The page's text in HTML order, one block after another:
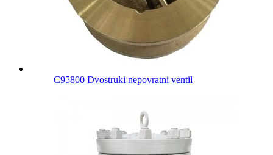
C95800 Dvostruki nepovratni ventil